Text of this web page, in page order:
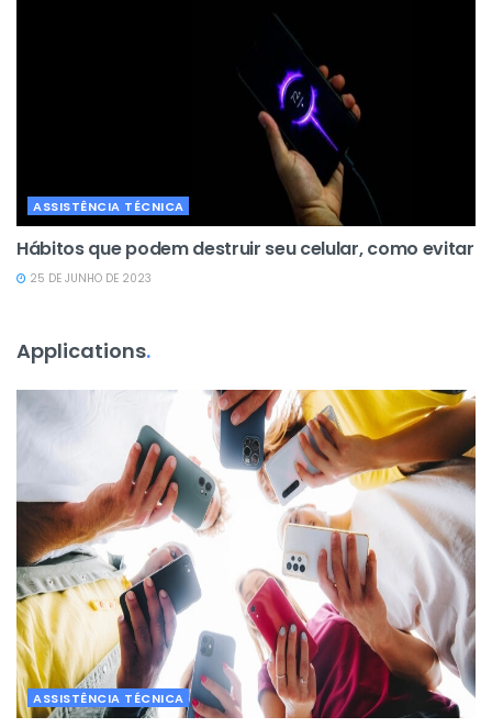
ASSISTÊNCIA TÉCNICA
Hábitos que podem destruir seu celular, como evitar
25 DE JUNHO DE 2023
Applications.
ASSISTÊNCIA TÉCNICA